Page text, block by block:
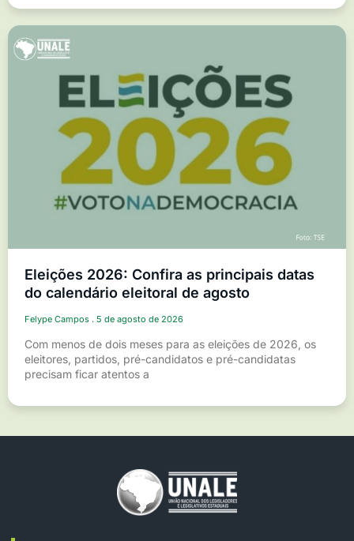
Eleições 2026: Confira as principais datas
do calendário eleitoral de agosto
Felype Campos 5 de agosto de 2026
Com menos de dois meses para as eleições de 2026, os
eleitores, partidos, pré-candidatos e pré-candidatas
precisam ficar atentos a